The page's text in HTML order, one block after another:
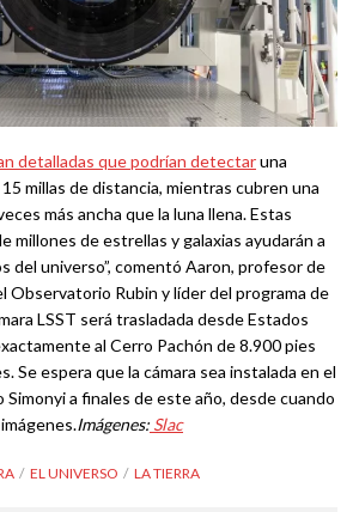
detalladas que podrían detectaruna
millas de distancia, mientras cubren una
más ancha que la luna llena. Estas
millones de estrellas y galaxias ayudarán a
del universo”, comentó Aaron, profesor de
Observatorio Rubin y líder del programa de
LSST será trasladada desde Estados
al Cerro Pachón de 8.900 pies
Se espera que la cámara sea instalada en el
a finales de este año, desde cuando
Imágenes: Slac
EL UNIVERSO LA TIERRA